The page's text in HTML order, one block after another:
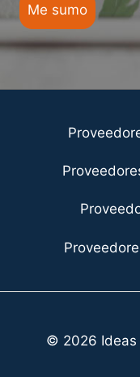
Me sumo
© 2026 Ideas